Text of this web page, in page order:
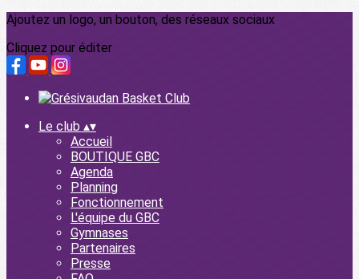
Ajoutez un logo, un bouton, des réseaux sociaux
Cliquez pour éditer
Le club ▴▾
Accueil
BOUTIQUE GBC
Agenda
Planning
Fonctionnement
L'équipe du GBC
Gymnases
Partenaires
Presse